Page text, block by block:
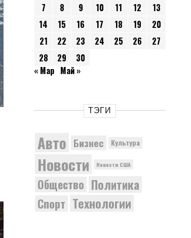
7
8 9 10 11 12
13
14
15 16 17 18 19
20
21
22 23 24 25 26
27
28
29
30
« Мар Май »
ТЭГИ
Авто Бизнес Культура
Новости Новости США
Общество Политика
Спорт Технологии